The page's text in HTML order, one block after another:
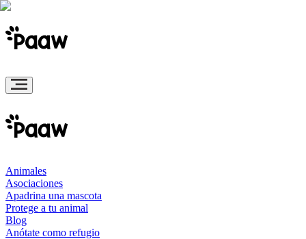
Animales
Asociaciones
Apadrina una mascota
Protege a tu animal
Blog
Anótate como refugio